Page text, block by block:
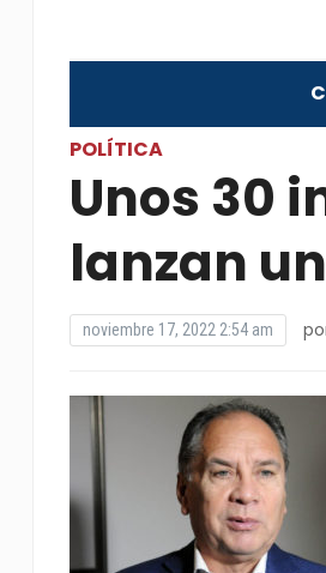
POLÍTICA
Unos 30
lanzan
noviembre 17, 2022 2:54 am